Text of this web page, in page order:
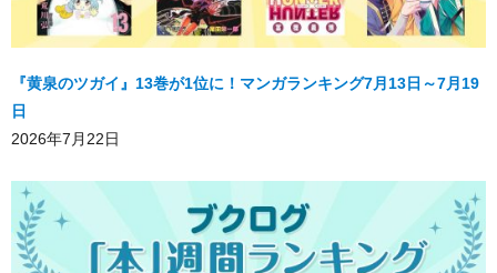
『黄泉のツガイ』13巻が1位に！マンガランキング7月13日～7月19
日
2026年7月22日